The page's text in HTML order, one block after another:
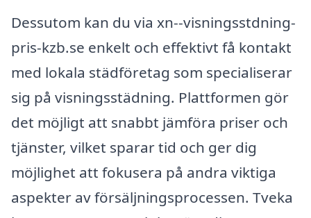
Dessutom kan du via xn--visningsstdning-
pris-kzb.se enkelt och effektivt få kontakt
med lokala städföretag som specialiserar
sig på visningsstädning. Plattformen gör
det möjligt att snabbt jämföra priser och
tjänster, vilket sparar tid och ger dig
möjlighet att fokusera på andra viktiga
aspekter av försäljningsprocessen. Tveka